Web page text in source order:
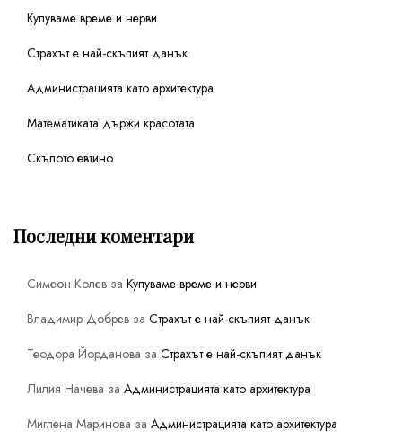
Купуваме време и нерви
Страхът е най-скъпият данък
Администрацията като архитектура
Математиката държи красотата
Скъпото евтино
Последни коментари
Симеон Колев за Купуваме време и нерви
Владимир Добрев за Страхът е най-скъпият данък
Теодора Йорданова за Страхът е най-скъпият данък
Лилия Начева за Администрацията като архитектура
Миглена Маринова за Администрацията като архитектура